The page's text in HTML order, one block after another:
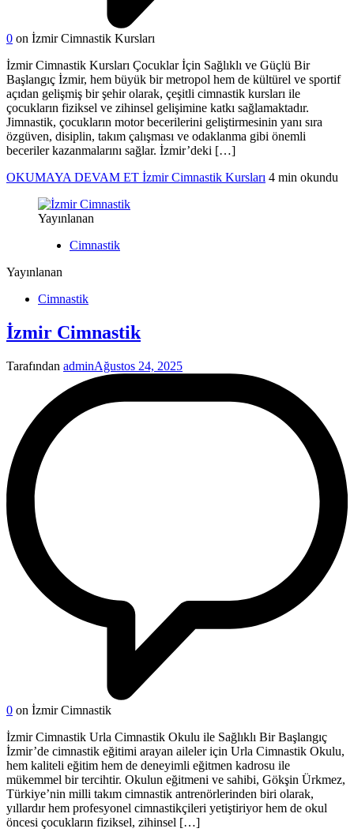
0 on İzmir Cimnastik Kursları
İzmir Cimnastik Kursları Çocuklar İçin Sağlıklı ve Güçlü Bir
Başlangıç İzmir, hem büyük bir metropol hem de kültürel ve sportif
açıdan gelişmiş bir şehir olarak, çeşitli cimnastik kursları ile
çocukların fiziksel ve zihinsel gelişimine katkı sağlamaktadır.
Jimnastik, çocukların motor becerilerini geliştirmesinin yanı sıra
özgüven, disiplin, takım çalışması ve odaklanma gibi önemli
beceriler kazanmalarını sağlar. İzmir’deki […]
OKUMAYA DEVAM ET İzmir Cimnastik Kursları 4 min okundu
Yayınlanan
Cimnastik
Yayınlanan
Cimnastik
İzmir Cimnastik
Tarafından adminAğustos 24, 2025
0 on İzmir Cimnastik
İzmir Cimnastik Urla Cimnastik Okulu ile Sağlıklı Bir Başlangıç
İzmir’de cimnastik eğitimi arayan aileler için Urla Cimnastik Okulu,
hem kaliteli eğitim hem de deneyimli eğitmen kadrosu ile
mükemmel bir tercihtir. Okulun eğitmeni ve sahibi, Gökşin Ürkmez,
Türkiye’nin milli takım cimnastik antrenörlerinden biri olarak,
yıllardır hem profesyonel cimnastikçileri yetiştiriyor hem de okul
öncesi çocukların fiziksel, zihinsel […]